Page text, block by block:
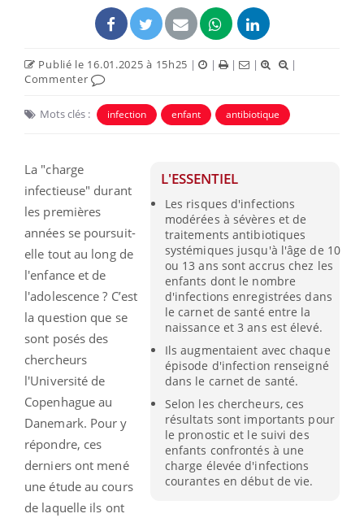
Publié le 16.01.2025 à 15h25 | | | |
|
Commenter
Mots clés : infection enfant antibiotique
L'ESSENTIEL
Les risques d'infections
modérées à sévères et de
traitements antibiotiques
systémiques jusqu'à l'âge de 10
ou 13 ans sont accrus chez les
enfants dont le nombre
d'infections enregistrées dans
le carnet de santé entre la
naissance et 3 ans est élevé.
Ils augmentaient avec chaque
épisode d'infection renseigné
dans le carnet de santé.
Selon les chercheurs, ces
résultats sont importants pour
le pronostic et le suivi des
enfants confrontés à une
charge élevée d'infections
courantes en début de vie.
La "charge
infectieuse" durant
les premières
années se poursuit-
elle tout au long de
l'enfance et de
l'adolescence ? C’est
la question que se
sont posés des
chercheurs
l'Université de
Copenhague au
Danemark. Pour y
répondre, ces
derniers ont mené
une étude au cours
de laquelle ils ont